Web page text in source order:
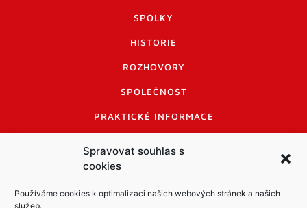
Spravovat souhlas s
cookies
Používáme cookies k optimalizaci našich webových stránek a našich
služeb.
SPOLKY
HISTORIE
ROZHOVORY
SPOLEČNOST
PRAKTICKÉ INFORMACE
INFORMACE A KODEX DISKUTUJÍCÍCH
LOGO A LOGO MANUÁL